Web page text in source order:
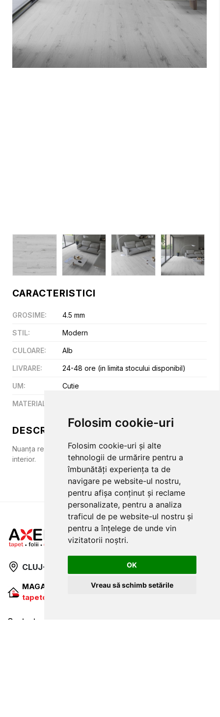
Folosim cookie-uri
Folosim cookie-uri și alte
tehnologii de urmărire pentru a
îmbunătăți experiența ta de
navigare pe website-ul nostru,
pentru afișa conținut și reclame
personalizate, pentru a analiza
traficul de pe website-ul nostru și
pentru a înțelege de unde vin
vizitatorii noștri.
OK
Vreau să schimb setările
DESCRIERE
Nuanța rece aduce prospețime și spațialitate fiecărui
interior.
CARACTERISTICI
GROSIME: 4.5 mm
STIL: Modern
CULOARE: Alb
LIVRARE: 24-48 ore (in limita stocului disponibil)
UM : Cutie
MATERIAL
CLUJ-NAPOCA Traian, nr. 86-88
MAGAZIN ONLINE
tapetcugarantie.ro
SITE DE PREZENTARE
Contactează-ne